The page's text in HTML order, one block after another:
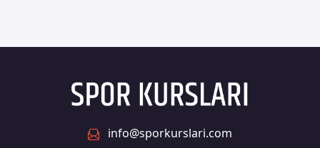
info@sporkurslari.com